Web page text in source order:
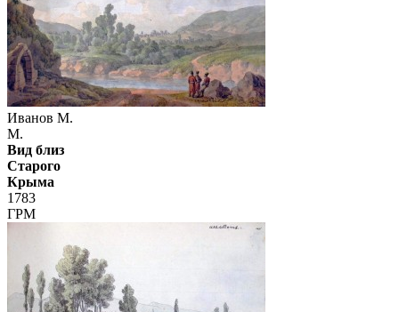
Иванов М.
М.
Вид близ
Старого
Крыма
1783
ГРМ